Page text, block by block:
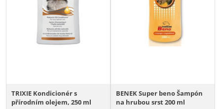
TRIXIE Kondicionér s
přírodním olejem, 250 ml
BENEK Super beno Šampón
na hrubou srst 200 ml